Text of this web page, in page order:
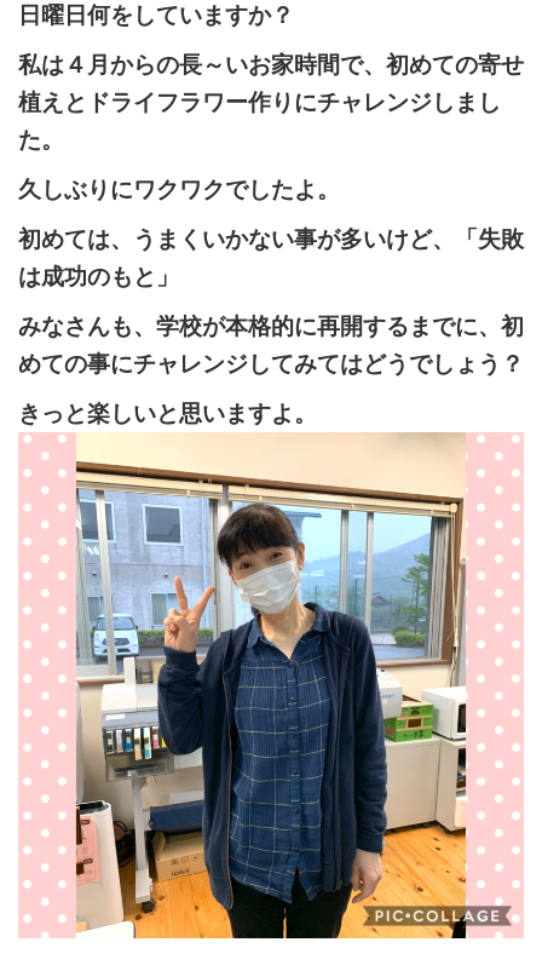
日曜日何をしていますか？
私は４月からの長～いお家時間で、初めての寄せ
植えとドライフラワー作りにチャレンジしまし
た。
久しぶりにワクワクでしたよ。
初めては、うまくいかない事が多いけど、「失敗
は成功のもと」
みなさんも、学校が本格的に再開するまでに、初
めての事にチャレンジしてみてはどうでしょう？
きっと楽しいと思いますよ。